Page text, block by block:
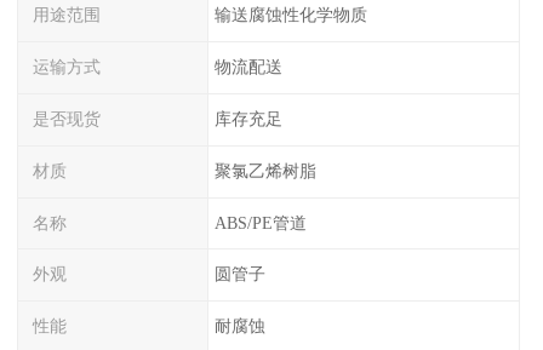
用途范围 输送腐蚀性化学物质
运输方式 物流配送
是否现货 库存充足
材质 聚氯乙烯树脂
名称 ABS/PE管道
外观 圆管子
性能 耐腐蚀